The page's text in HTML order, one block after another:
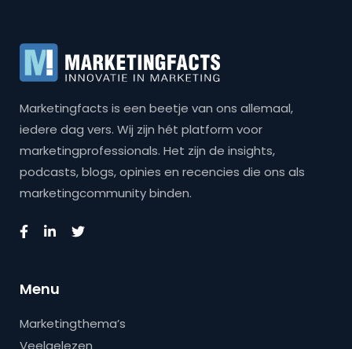
Marketingfacts is een beetje van ons allemaal,
iedere dag vers. Wij zijn hét platform voor
marketingprofessionals. Het zijn de insights,
podcasts, blogs, opinies en recencies die ons als
marketingcommunity binden.
Menu
Marketingthema’s
Veelgelezen